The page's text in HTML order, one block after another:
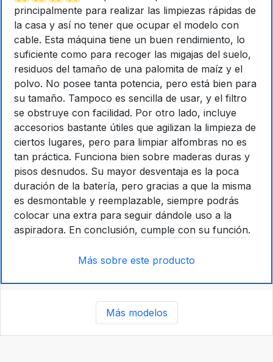
principalmente para realizar las limpiezas rápidas de
la casa y así no tener que ocupar el modelo con
cable. Esta máquina tiene un buen rendimiento, lo
suficiente como para recoger las migajas del suelo,
residuos del tamaño de una palomita de maíz y el
polvo. No posee tanta potencia, pero está bien para
su tamaño. Tampoco es sencilla de usar, y el filtro
se obstruye con facilidad. Por otro lado, incluye
accesorios bastante útiles que agilizan la limpieza de
ciertos lugares, pero para limpiar alfombras no es
tan práctica. Funciona bien sobre maderas duras y
pisos desnudos. Su mayor desventaja es la poca
duración de la batería, pero gracias a que la misma
es desmontable y reemplazable, siempre podrás
colocar una extra para seguir dándole uso a la
aspiradora. En conclusión, cumple con su función.
Más sobre este producto
Más modelos